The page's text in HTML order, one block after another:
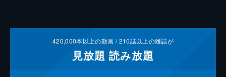
420,000本以上の動画 /210誌以上の雑誌が
見放題 読み放題